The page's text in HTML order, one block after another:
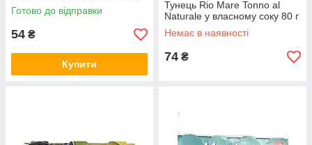
Готово до відправки
54 ₴
Купити
Тунець Rio Mare Tonno al
Naturale у власному соку 80 г
Немає в наявності
74 ₴